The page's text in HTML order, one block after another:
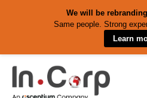
We will be
Same people. Strong
Learn
content